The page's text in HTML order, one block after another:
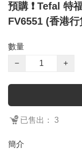
預購 ❗ Tefal 特
FV6551 (香港行
數量
−
+
已售出： 3
簡介